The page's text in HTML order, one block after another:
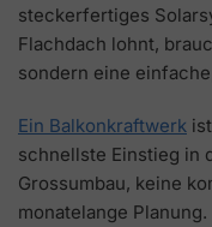
steckerfertiges
Flachdach lohnt,
sondern eine
Ein Balkonkraftwerk
schnellste Einstieg in
Grossumbau, keine
monatelange